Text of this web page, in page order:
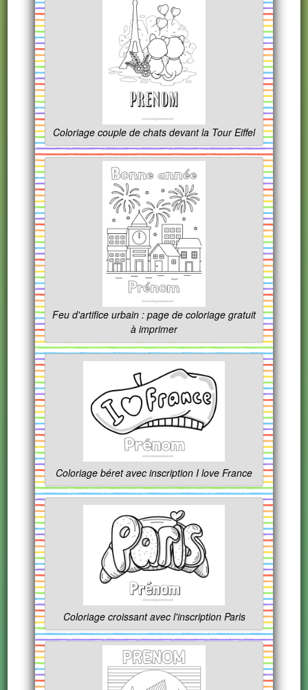
Coloriage couple de chats devant la Tour Eiffel
Feu d'artifice urbain : page de coloriage gratuit
à imprimer
Coloriage béret avec inscription I love France
Coloriage croissant avec l'inscription Paris